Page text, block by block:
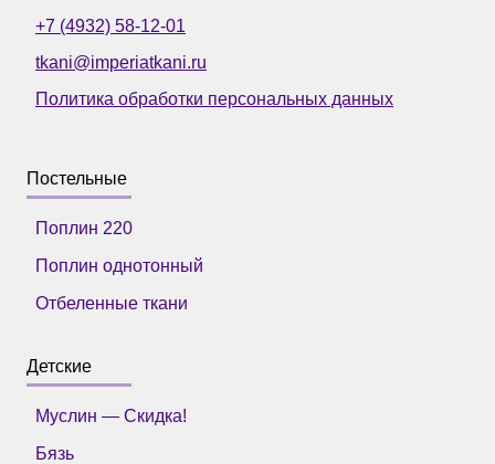
+7 (4932) 58-12-01
tkani@imperiatkani.ru
Политика обработки персональных данных
Постельные
Поплин 220
Поплин однотонный
Отбеленные ткани
Детские
Муслин — Скидка!
Бязь